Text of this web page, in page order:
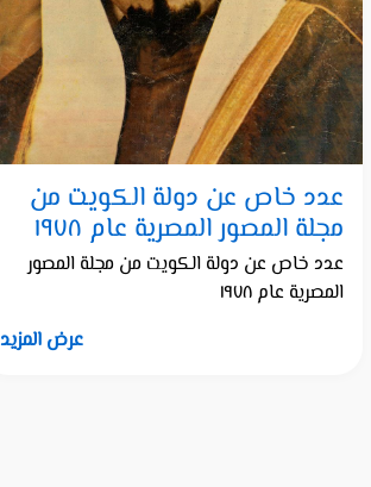
عدد خاص عن دولة الكويت من
مجلة المصور المصرية عام ١٩٧٨
عدد خاص عن دولة الكويت من مجلة المصور
المصرية عام ١٩٧٨
عرض المزيد